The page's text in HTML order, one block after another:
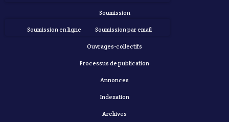
Soumission
Soumission en ligne Soumission par email
Ouvrages-collectifs
Processus de publication
Annonces
Indexation
Archives